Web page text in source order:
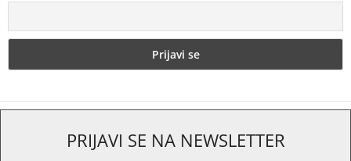
PRIJAVI SE NA NEWSLETTER